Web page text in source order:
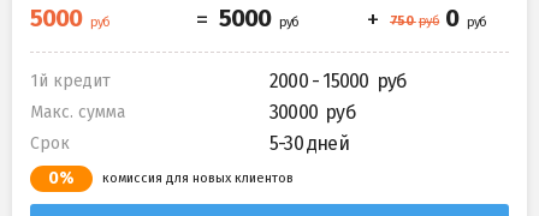
1й кредит 2000 - 15000
Макс. сумма 30000
Срок 5-30 дней
0% комиссия для новых клиентов